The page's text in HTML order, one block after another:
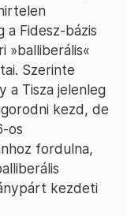
a Fidesz-bázis
»balliberális«
Szerinte
a Tisza jelenleg
kezd, de
os
fordulna,
kezdeti